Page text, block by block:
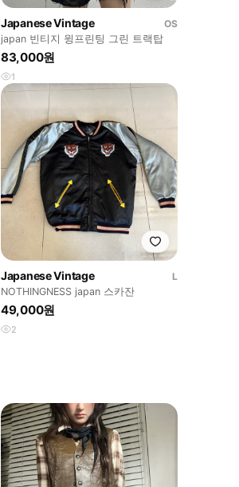
Japanese Vintage
OS
japan 빈티지 윙프린팅 그린 트랙탑
83,000원
1
Japanese Vintage
L
NOTHINGNESS japan 스카잔
49,000원
2